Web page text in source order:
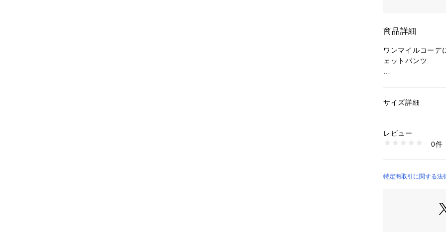
商品詳細
ワンマイルコーデ
ェットパンツ
レタン混紡素材
レギュラーフィット
ックスタイムだけ
納できます。シル
ップになっている
性別：メンズ
商品番号：
ZHHBD63 （ショッ
サイズ詳細
レビュー
0件
特定商取引に関する法